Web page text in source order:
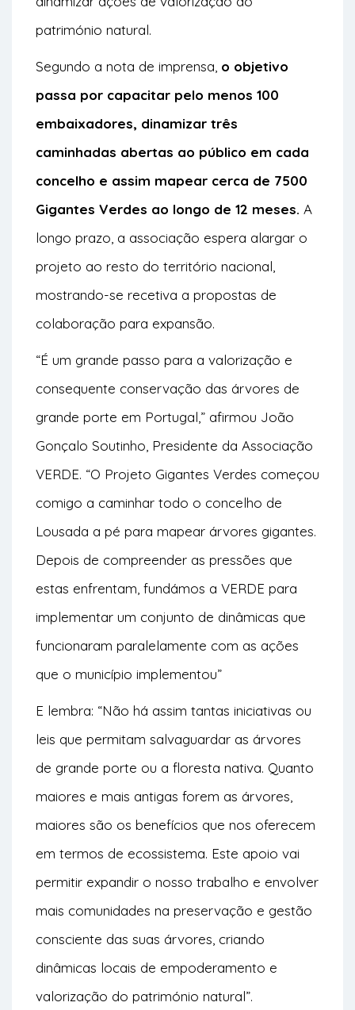
património natural.
Segundo a nota de imprensa, o objetivo
passa por capacitar pelo menos 100
embaixadores, dinamizar três
caminhadas abertas ao público em cada
concelho e assim mapear cerca de 7500
Gigantes Verdes ao longo de 12 meses. A
longo prazo, a associação espera alargar o
projeto ao resto do território nacional,
mostrando-se recetiva a propostas de
colaboração para expansão.
“É um grande passo para a valorização e
consequente conservação das árvores de
grande porte em Portugal,” afirmou João
Gonçalo Soutinho, Presidente da Associação
VERDE. “O Projeto Gigantes Verdes começou
comigo a caminhar todo o concelho de
Lousada a pé para mapear árvores gigantes.
Depois de compreender as pressões que
estas enfrentam, fundámos a VERDE para
implementar um conjunto de dinâmicas que
funcionaram paralelamente com as ações
que o município implementou”
E lembra: “Não há assim tantas iniciativas ou
leis que permitam salvaguardar as árvores
de grande porte ou a floresta nativa. Quanto
maiores e mais antigas forem as árvores,
maiores são os benefícios que nos oferecem
em termos de ecossistema. Este apoio vai
permitir expandir o nosso trabalho e envolver
mais comunidades na preservação e gestão
consciente das suas árvores, criando
dinâmicas locais de empoderamento e
valorização do património natural”.